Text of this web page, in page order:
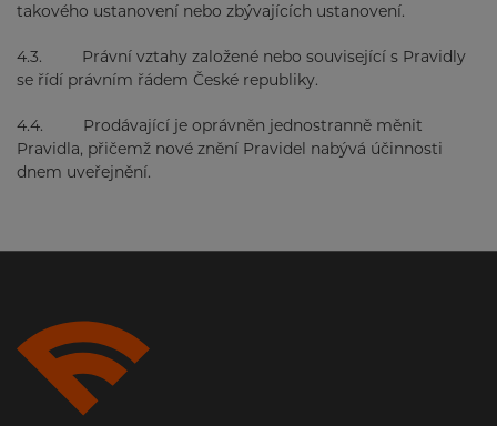
takového ustanovení nebo zbývajících ustanovení.
4.3. Právní vztahy založené nebo související s Pravidly
se řídí právním řádem České republiky.
4.4. Prodávající je oprávněn jednostranně měnit
Pravidla, přičemž nové znění Pravidel nabývá účinnosti
dnem uveřejnění.